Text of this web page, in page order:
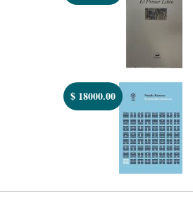
$ 18000.00